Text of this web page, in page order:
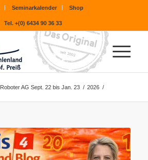
Seminarkalender Shop
Tel. +(0) 6434 90 36 33
Roboter AG Sept. 22 bis Jan. 23 / 2026 /